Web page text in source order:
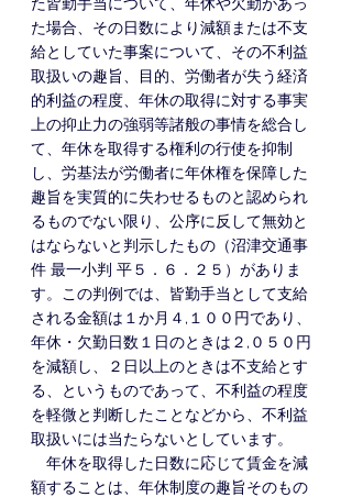
た場合、その日数により減額または不支
給としていた事案について、その不利益
取扱いの趣旨、目的、労働者が失う経済
的利益の程度、年休の取得に対する事実
上の抑止力の強弱等諸般の事情を総合し
て、年休を取得する権利の行使を抑制
し、労基法が労働者に年休権を保障した
趣旨を実質的に失わせるものと認められ
るものでない限り、公序に反して無効と
はならないと判示したもの（沼津交通事
件 最一小判 平５．６．２５）がありま
す。この判例では、皆勤手当として支給
される金額は１か月４,１００円であり、
年休・欠勤日数１日のときは２,０５０ 円
を減額し、２日以上のときは不支給とす
る、というものであって、不利益の程度
を軽微と判断したことなどから、不利益
取扱いには当たらないとしています。
年休を取得した日数に応じて賃金を減
額することは、年休制度の趣旨そのもの